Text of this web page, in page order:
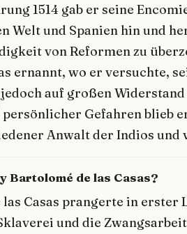
1514 gab er seine
Welt und Spanien hin und
von Reformen zu
ernannt, wo er versuchte,
auf großen
Gefahren blieb
Anwalt der Indios
Bartolomé de las Casas?
Casas prangerte in erster
und die